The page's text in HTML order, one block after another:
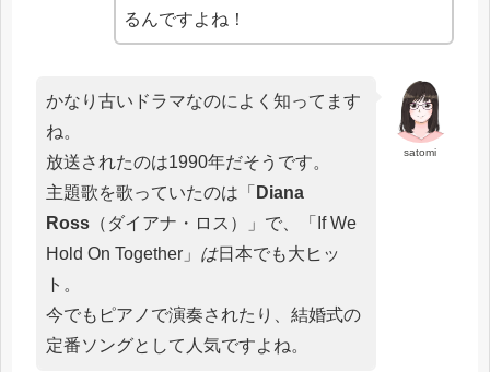
るんですよね！
satomi
かなり古いドラマなのによく知ってます
ね。
放送されたのは1990年だそうです。
主題歌を歌っていたのは「 Diana
Ross （ダイアナ・ロス）」で、「If We
Hold On Together」 は日本でも大ヒッ
ト。
今でもピアノで演奏されたり、結婚式の
定番ソングとして人気ですよね。